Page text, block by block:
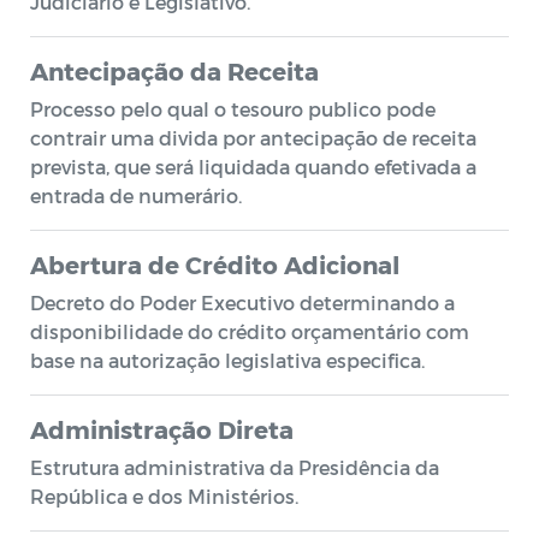
Antecipação da Receita
Processo pelo qual o tesouro publico pode
contrair uma divida por antecipação de receita
prevista, que será liquidada quando efetivada a
entrada de numerário.
Abertura de Crédito Adicional
Decreto do Poder Executivo determinando a
disponibilidade do crédito orçamentário com
base na autorização legislativa especifica.
Administração Direta
Estrutura administrativa da Presidência da
República e dos Ministérios.